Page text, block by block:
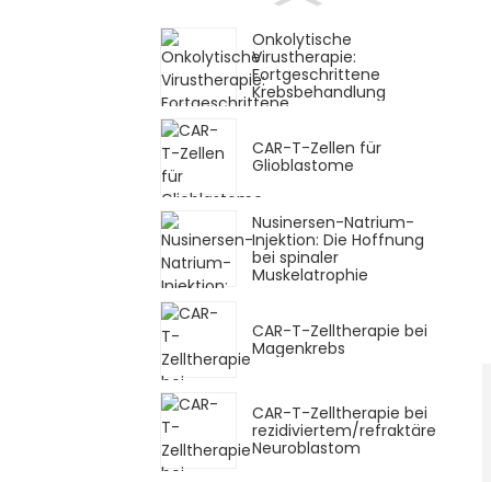
Onkolytische
Virustherapie:
Fortgeschrittene
Krebsbehandlung
CAR-T-Zellen für
Glioblastome
Nusinersen-Natrium-
Injektion: Die Hoffnung
bei spinaler
Muskelatrophie
CAR-T-Zelltherapie bei
Magenkrebs
CAR-T-Zelltherapie bei
rezidiviertem/refraktärem
Neuroblastom